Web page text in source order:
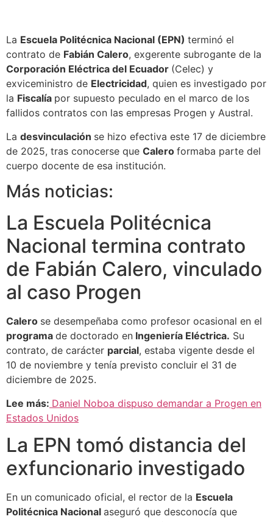
La Escuela Politécnica Nacional (EPN) terminó el
contrato de Fabián Calero, exgerente subrogante de la
Corporación Eléctrica del Ecuador (Celec) y
exviceministro de Electricidad, quien es investigado por
la Fiscalía por supuesto peculado en el marco de los
fallidos contratos con las empresas Progen y Austral.
La desvinculación se hizo efectiva este 17 de diciembre
de 2025, tras conocerse que Calero formaba parte del
cuerpo docente de esa institución.
Más noticias:
La Escuela Politécnica
Nacional termina contrato
de Fabián Calero, vinculado
al caso Progen
Calero se desempeñaba como profesor ocasional en el
programa de doctorado en Ingeniería Eléctrica. Su
contrato, de carácter parcial, estaba vigente desde el
10 de noviembre y tenía previsto concluir el 31 de
diciembre de 2025.
Lee más: Daniel Noboa dispuso demandar a Progen en
Estados Unidos
La EPN tomó distancia del
exfuncionario investigado
En un comunicado oficial, el rector de la Escuela
Politécnica Nacional aseguró que desconocía que